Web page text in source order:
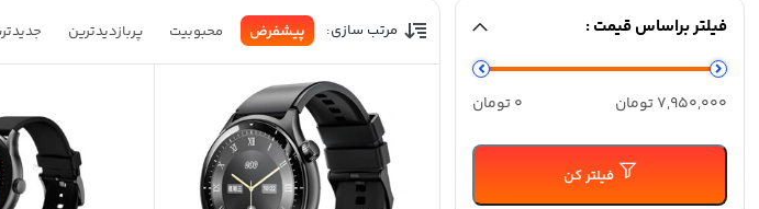
فیلتر براساس قیمت :
حداقل
قیمت
حداكثر
قيمت
فیلتر کن
0 تومان 7,950,000 تومان
مرتب سازی: پیشفرض محبوبیت پربازدیدترین